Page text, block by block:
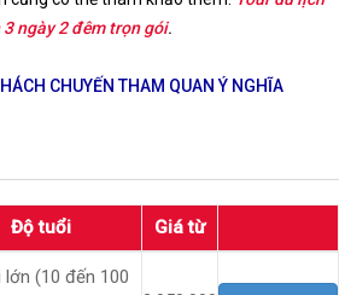
3 ngày 2 đêm trọn gói.
CHUYẾN THAM QUAN Ý NGHĨA
Độ tuổi Giá từ
lớn (10 đến 100